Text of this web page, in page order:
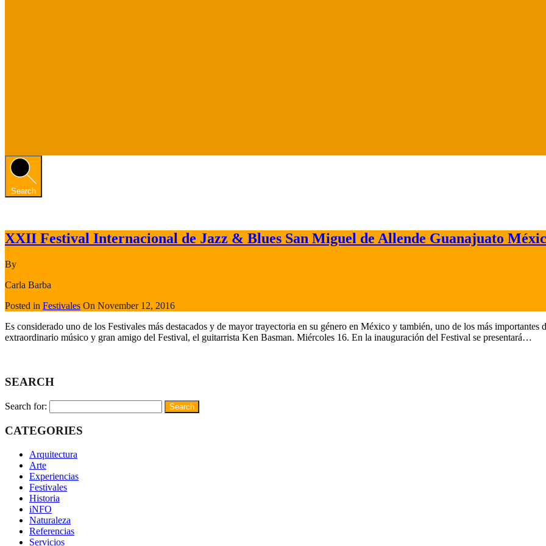
Search
XXII Festival Internacional de Jazz & Blues San Miguel de Allende Guanajuato
By
Carla Barba
Posted in Festivales On November 12, 2016
Es considerado uno de los Festivales más destacados y de mayor trayectoria en su género en México y también, uno de los más
extraordinario músico y gran amigo del Festival, el guitarrista Ken Basman. Miércoles 16. En la inauguración del Festival se presentará…
SEARCH
Search for:
CATEGORIES
Arquitectura
Arte
Experiencias
Festivales
Historia
iNFO
Naturaleza
Referencias
Servicios